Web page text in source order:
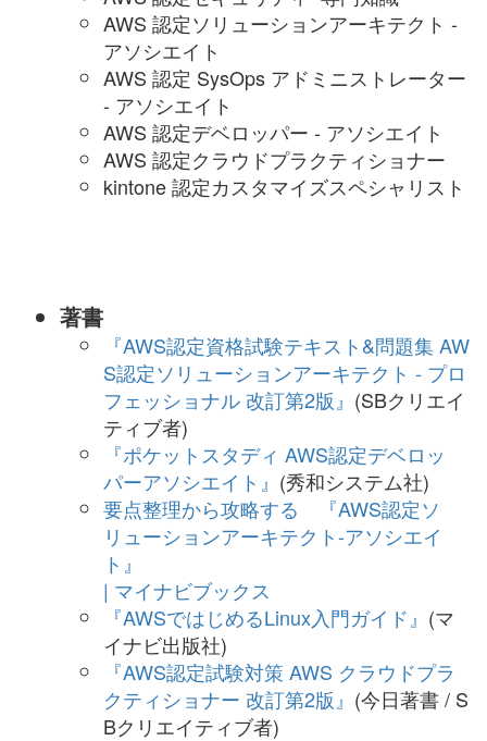
AWS 認定ソリューションアーキテクト -
アソシエイト
AWS 認定 SysOps アドミニストレーター
- アソシエイト
AWS 認定デベロッパー - アソシエイト
AWS 認定クラウドプラクティショナー
kintone 認定カスタマイズスペシャリスト
著書
『AWS認定資格試験テキスト&問題集 AW
S認定ソリューションアーキテクト - プロ
フェッショナル 改訂第2版』 (SBクリエイ
ティブ者)
『ポケットスタディ AWS認定デベロッ
パーアソシエイト』 (秀和システム社)
要点整理から攻略する 『AWS認定ソ
リューションアーキテクト-アソシエイ
ト』
| マイナビブックス
『AWSではじめるLinux入門ガイド』 (マ
イナビ出版社)
『AWS認定試験対策 AWS クラウドプラ
クティショナー 改訂第2版』 (今日著書 / S
Bクリエイティブ者)